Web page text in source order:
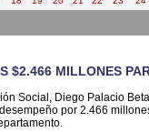
$2.466 MILLONES
Social, Diego Palacio
por 2.466